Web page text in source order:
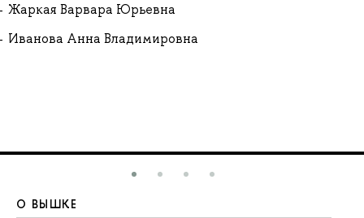
Жаркая Варвара Юрьевна
Иванова Анна Владимировна
О ВЫШКЕ